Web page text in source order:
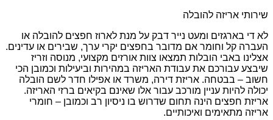
שירותי אריזה להובלה
לא די בארגזים ומעט נייר דבק על מנת לארוז חפצים להובלה או
העברה קל וחומר אם מדובר בחפצים יקרי ערך, שבירים או עדינים.
אצלינו באבי הובלות תמצאו צוות אורזים מקצועי, מנוסה וזריז
שיבצע עבורכם את עבודת האריזה במהירות וביעילות וכמובן הכי
חשוב – בבטחה. אריזת דירה, משרד או אפילו חדר לשם הובלה
יכולה להיות עניין מורכב עבור אלו שאינם בקיאים ברזי האריזה.
אריזת חפצים הינה תחום שדרוש בו ניסיון רב וכמובן – חומרי
אריזה מתאימים ואיכותיים.